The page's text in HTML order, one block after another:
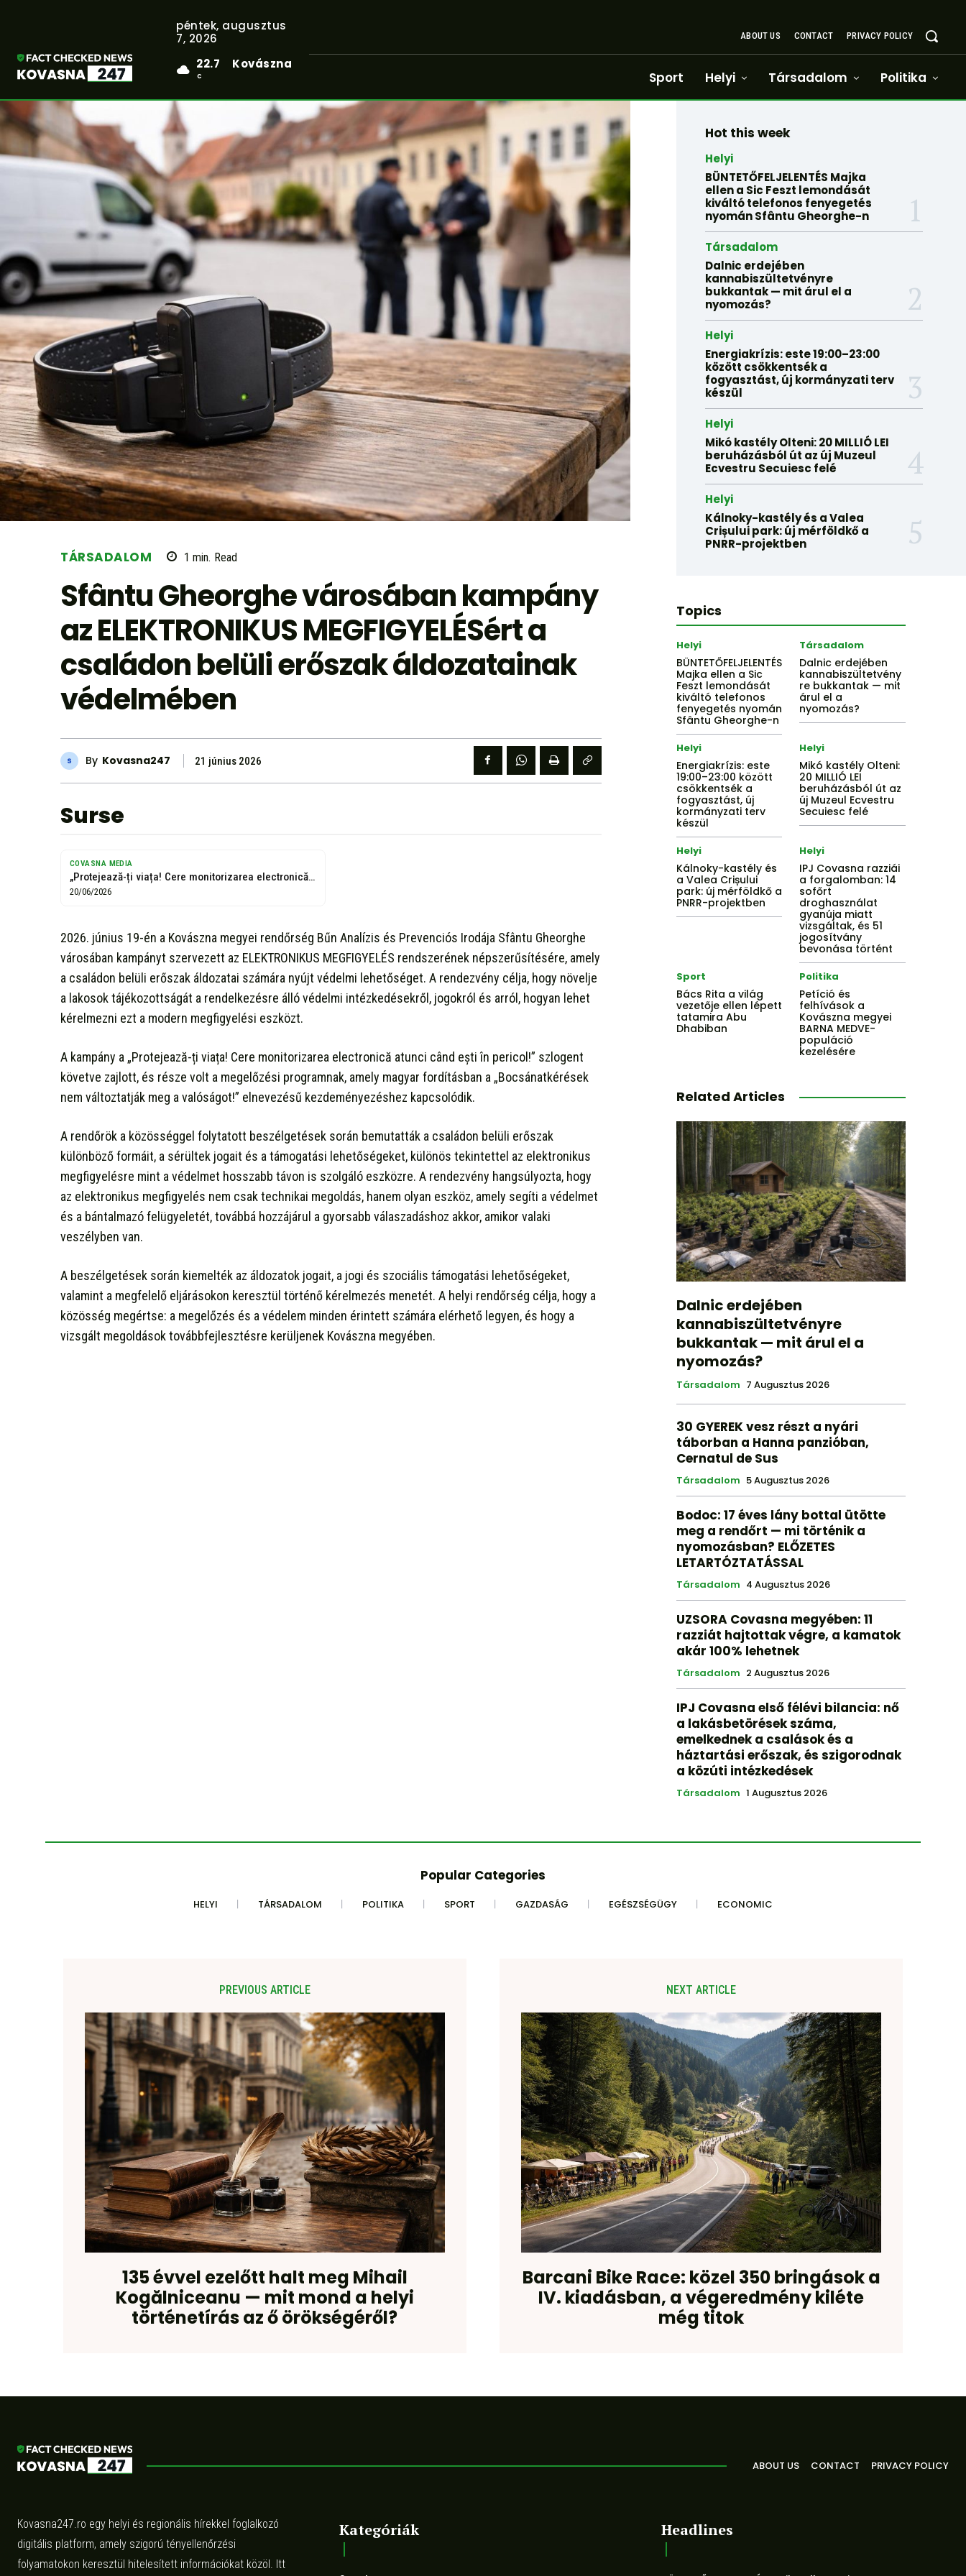
péntek, augusztus
7, 2026
22.7
C
Kovászna
ABOUT US CONTACT PRIVACY POLICY
Sport Helyi Társadalom Politika
TÁRSADALOM 1 min. Read
Sfântu Gheorghe városában kampány
az ELEKTRONIKUS MEGFIGYELÉSért a
családon belüli erőszak áldozatainak
védelmében
By Kovasna247 21 június 2026
Surse
COVASNA MEDIA
„Protejează-ți viața! Cere monitorizarea electronică atunci când ești în pericol!”
20/06/2026
2026. június 19-én a Kovászna megyei rendőrség Bűn Analízis és Prevenciós Irodája Sfântu Gheorghe
városában kampányt szervezett az ELEKTRONIKUS MEGFIGYELÉS rendszerének népszerűsítésére, amely
a családon belüli erőszak áldozatai számára nyújt védelmi lehetőséget. A rendezvény célja, hogy növelje
a lakosok tájékozottságát a rendelkezésre álló védelmi intézkedésekről, jogokról és arról, hogyan lehet
kérelmezni ezt a modern megfigyelési eszközt.
A kampány a „Protejează-ți viața! Cere monitorizarea electronică atunci când ești în pericol!” szlogent
követve zajlott, és része volt a megelőzési programnak, amely magyar fordításban a „Bocsánatkérések
nem változtatják meg a valóságot!” elnevezésű kezdeményezéshez kapcsolódik.
A rendőrök a közösséggel folytatott beszélgetések során bemutatták a családon belüli erőszak
különböző formáit, a sérültek jogait és a támogatási lehetőségeket, különös tekintettel az elektronikus
megfigyelésre mint a védelmet hosszabb távon is szolgáló eszközre. A rendezvény hangsúlyozta, hogy
az elektronikus megfigyelés nem csak technikai megoldás, hanem olyan eszköz, amely segíti a védelmet
és a bántalmazó felügyeletét, továbbá hozzájárul a gyorsabb válaszadáshoz akkor, amikor valaki
veszélyben van.
A beszélgetések során kiemelték az áldozatok jogait, a jogi és szociális támogatási lehetőségeket,
valamint a megfelelő eljárásokon keresztül történő kérelmezés menetét. A helyi rendőrség célja, hogy a
közösség megértse: a megelőzés és a védelem minden érintett számára elérhető legyen, és hogy a
vizsgált megoldások továbbfejlesztésre kerüljenek Kovászna megyében.
Hot this week
Helyi
BÜNTETŐFELJELENTÉS Majka
ellen a Sic Feszt lemondását
kiváltó telefonos fenyegetés
nyomán Sfântu Gheorghe-n
Társadalom
Dalnic erdejében
kannabiszültetvényre
bukkantak — mit árul el a
nyomozás?
Helyi
Energiakrízis: este 19:00–23:00
között csökkentsék a
fogyasztást, új kormányzati terv
készül
Helyi
Mikó kastély Olteni: 20 MILLIÓ LEI
beruházásból út az új Muzeul
Ecvestru Secuiesc felé
Helyi
Kálnoky-kastély és a Valea
Crișului park: új mérföldkő a
PNRR-projektben
Topics
Helyi
BÜNTETŐFELJELENTÉS
Majka ellen a Sic
Feszt lemondását
kiváltó telefonos
fenyegetés nyomán
Sfântu Gheorghe-n
Társadalom
Dalnic erdejében
kannabiszültetvény
re bukkantak — mit
árul el a
nyomozás?
Helyi
Energiakrízis: este
19:00–23:00 között
csökkentsék a
fogyasztást, új
kormányzati terv
készül
Helyi
Mikó kastély Olteni:
20 MILLIÓ LEI
beruházásból út az
új Muzeul Ecvestru
Secuiesc felé
Helyi
Kálnoky-kastély és
a Valea Crișului
park: új mérföldkő a
PNRR-projektben
Helyi
IPJ Covasna razziái
a forgalomban: 14
sofőrt
droghasználat
gyanúja miatt
vizsgáltak, és 51
jogosítvány
bevonása történt
Sport
Bács Rita a világ
vezetője ellen lépett
tatamira Abu
Dhabiban
Politika
Petíció és
felhívások a
Kovászna megyei
BARNA MEDVE-
populáció
kezelésére
Related Articles
Dalnic erdejében
kannabiszültetvényre
bukkantak — mit árul el a
nyomozás?
Társadalom 7 Augusztus 2026
30 GYEREK vesz részt a nyári
táborban a Hanna panzióban,
Cernatul de Sus
Társadalom 5 Augusztus 2026
Bodoc: 17 éves lány bottal ütötte
meg a rendőrt — mi történik a
nyomozásban? ELŐZETES
LETARTÓZTATÁSSAL
Társadalom 4 Augusztus 2026
UZSORA Covasna megyében: 11
razziát hajtottak végre, a kamatok
akár 100% lehetnek
Társadalom 2 Augusztus 2026
IPJ Covasna első félévi bilancia: nő
a lakásbetörések száma,
emelkednek a csalások és a
háztartási erőszak, és szigorodnak
a közúti intézkedések
Társadalom 1 Augusztus 2026
Popular Categories
HELYI TÁRSADALOM POLITIKA SPORT GAZDASÁG EGÉSZSÉGÜGY ECONOMIC
PREVIOUS ARTICLE
135 évvel ezelőtt halt meg Mihail
Kogălniceanu — mit mond a helyi
történetírás az ő örökségéről?
NEXT ARTICLE
Barcani Bike Race: közel 350 bringások a
IV. kiadásban, a végeredmény kiléte
még titok
ABOUT US CONTACT PRIVACY POLICY
Kovasna247.ro egy helyi és regionális hírekkel foglalkozó
digitális platform, amely szigorú tényellenőrzési
folyamatokon keresztül hitelesített információkat közöl. Itt
Kategóriák Headlines